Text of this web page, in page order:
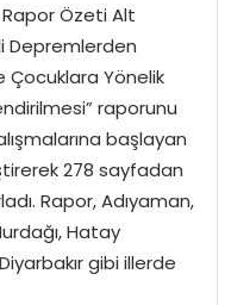
Özeti Alt
Depremlerden
Çocuklara Yönelik
raporunu
başlayan
278 sayfadan
Rapor, Adıyaman,
Hatay
gibi illerde